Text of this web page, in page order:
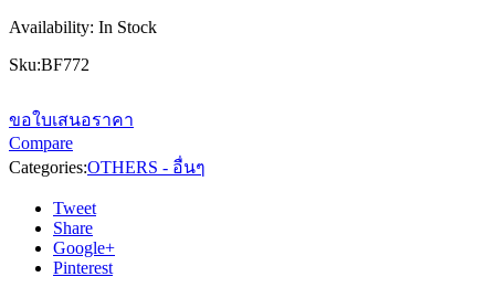
Availability: In Stock
Sku:BF772
ขอใบเสนอราคา
Compare
Categories:OTHERS - อื่นๆ
Tweet
Share
Google+
Pinterest